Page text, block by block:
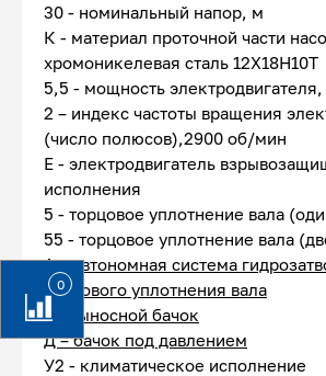
0
30 - номинальный напор, м
К - материал проточной части
хромоникелевая сталь 12Х18Н10Т
5,5 - мощность
2 – индекс частоты вращения
(число полюсов),2900 об/мин
Е - электродвигатель
исполнения
5 - торцовое уплотнение вала
55 - торцовое уплотнение вала
А – автономная система
торцового уплотнения вала
1 – выносной бачок
Д – бачок под давлением
У2 - климатическое исполнение